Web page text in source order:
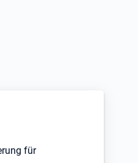
für